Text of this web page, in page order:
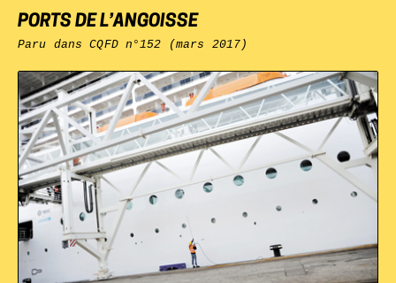
PORTS DE L’ANGOISSE
Paru dansCQFDn°152 (mars 2017)